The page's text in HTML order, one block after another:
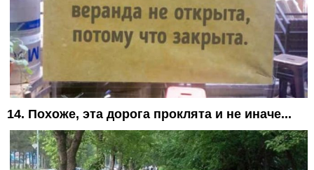
14. Похоже, эта дорога проклята и не иначе...